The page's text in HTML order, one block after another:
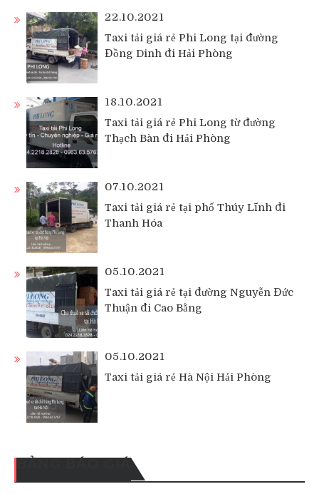
22.10.2021
Taxi tải giá rẻ Phi Long tại đường
Đồng Dinh đi Hải Phòng
18.10.2021
Taxi tải giá rẻ Phi Long từ đường
Thạch Bàn đi Hải Phòng
07.10.2021
Taxi tải giá rẻ tại phố Thúy Lĩnh đi
Thanh Hóa
05.10.2021
Taxi tải giá rẻ tại đường Nguyễn Đức
Thuận đi Cao Bằng
05.10.2021
Taxi tải giá rẻ Hà Nội Hải Phòng
BẢNG BÁO GIÁ